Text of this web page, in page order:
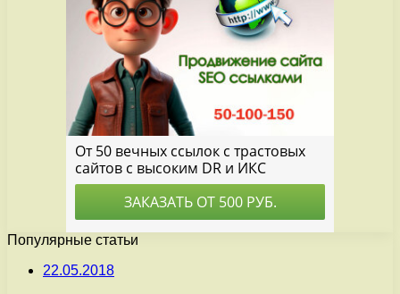
Популярные статьи
22.05.2018